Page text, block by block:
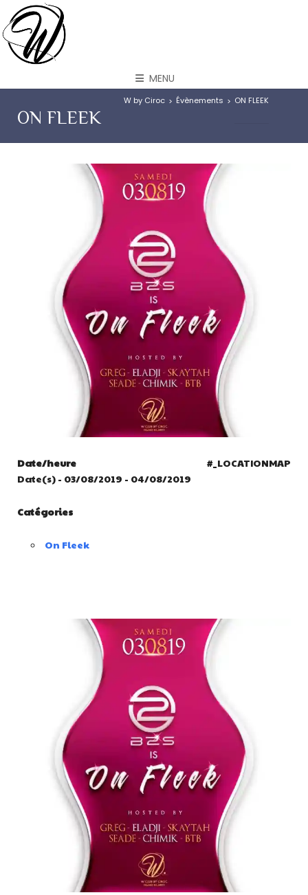
MENU
ON FLEEK
W by Ciroc > Évènements > ON FLEEK
#_LOCATIONMAP
Date/heure
Date(s) - 03/08/2019 - 04/08/2019
Catégories
On Fleek